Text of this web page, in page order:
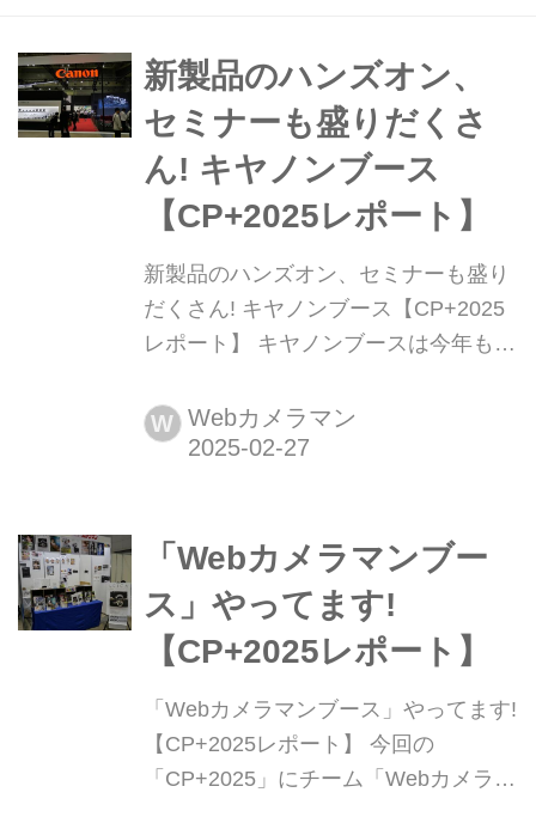
新製品のハンズオン、
セミナーも盛りだくさ
ん! キヤノンブース
【CP+2025レポート】
新製品のハンズオン、セミナーも盛り
だくさん! キヤノンブース【CP+2025
レポート】 キヤノンブースは今年も見
ってご紹介しましょう!
W Webカメラマン
「Webカメラマンブー
ス」やってます!
【CP+2025レポート】
「Webカメラマンブース」やってます!
【CP+2025レポート】 今回の
「CP+2025」にチーム「Webカメラマ